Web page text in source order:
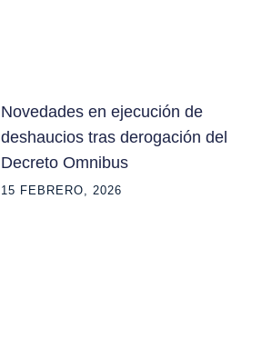
Novedades en ejecución de
deshaucios tras derogación del
Decreto Omnibus
15 FEBRERO, 2026